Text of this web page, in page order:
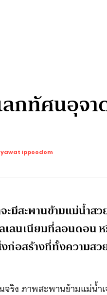
ทัศนอุจา
Ippoodom
ะมีสะพานข้ามแม่น้ำ
เลนเนียมที่ลอนดอน
งก่อสร้างที่ทั้งความ
ริง ภาพสะพานข้ามแม่น้ำ